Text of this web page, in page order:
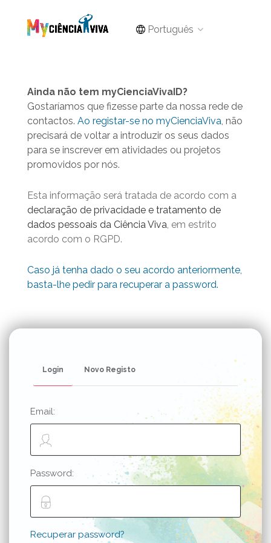
Português
Ainda não tem myCienciaVivaID?
Gostaríamos que fizesse parte da nossa rede de
contactos. Ao registar-se no myCienciaViva, não
precisará de voltar a introduzir os seus dados
para se inscrever em atividades ou projetos
promovidos por nós.
Esta informação será tratada de acordo com a
declaração de privacidade e tratamento de
dados pessoais da Ciência Viva, em estrito
acordo com o RGPD.
Caso já tenha dado o seu acordo anteriormente,
basta-lhe pedir para recuperar a password.
Login Novo Registo
Email:
Password:
Recuperar password?